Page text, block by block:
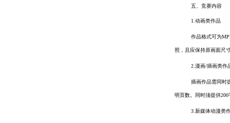
五、竞赛内容
1 .动画类作品
作品格式可为
照，且应保持原画面尺
2.漫画/插画类作
插画作品需同时
明页数。同时须提供
3.新媒体动漫类